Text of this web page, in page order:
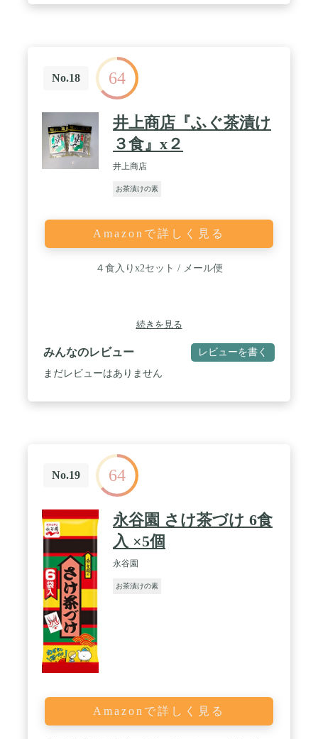
No.18 64
井上商店『ふぐ茶漬け
３食』x２
井上商店
お茶漬けの素
Amazonで詳しく見る
４食入りx2セット / メール便
続きを見る
みんなのレビュー レビューを書く
まだレビューはありません
No.19 64
永谷園 さけ茶づけ 6食
入 ×5個
永谷園
お茶漬けの素
Amazonで詳しく見る